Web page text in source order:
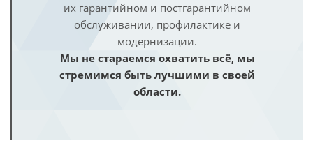
их гарантийном и постгарантийном
обслуживании, профилактике и
модернизации.
Мы не стараемся охватить всё, мы
стремимся быть лучшими в своей
области.